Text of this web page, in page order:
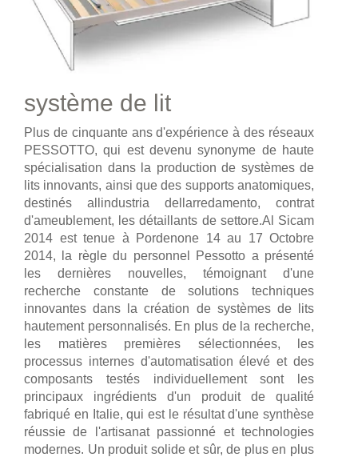
système de lit
Plus de cinquante ans d'expérience à des réseaux
PESSOTTO, qui est devenu synonyme de haute
spécialisation dans la production de systèmes de
lits innovants, ainsi que des supports anatomiques,
destinés allindustria dellarredamento, contrat
d'ameublement, les détaillants de settore.Al Sicam
2014 est tenue à Pordenone 14 au 17 Octobre
2014, la règle du personnel Pessotto a présenté
les dernières nouvelles, témoignant d'une
recherche constante de solutions techniques
innovantes dans la création de systèmes de lits
hautement personnalisés. En plus de la recherche,
les matières premières sélectionnées, les
processus internes d'automatisation élevé et des
composants testés individuellement sont les
principaux ingrédients d'un produit de qualité
fabriqué en Italie, qui est le résultat d'une synthèse
réussie de l'artisanat passionné et technologies
modernes. Un produit solide et sûr, de plus en plus